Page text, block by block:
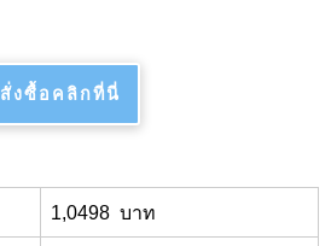
สั่งซื้อคลิกที่นี่
1,0498 บาท